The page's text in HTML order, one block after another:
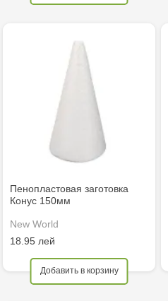
Пенопластовая заготовка
Конус 150мм
New World
18.95 лей
Добавить в корзину